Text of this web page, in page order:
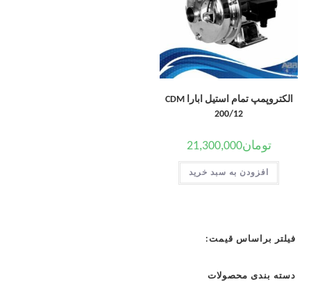
الکتروپمپ تمام استیل ابارا CDM
200/12
تومان21,300,000
افزودن به سبد خرید
فیلتر براساس قیمت:
دسته بندی محصولات